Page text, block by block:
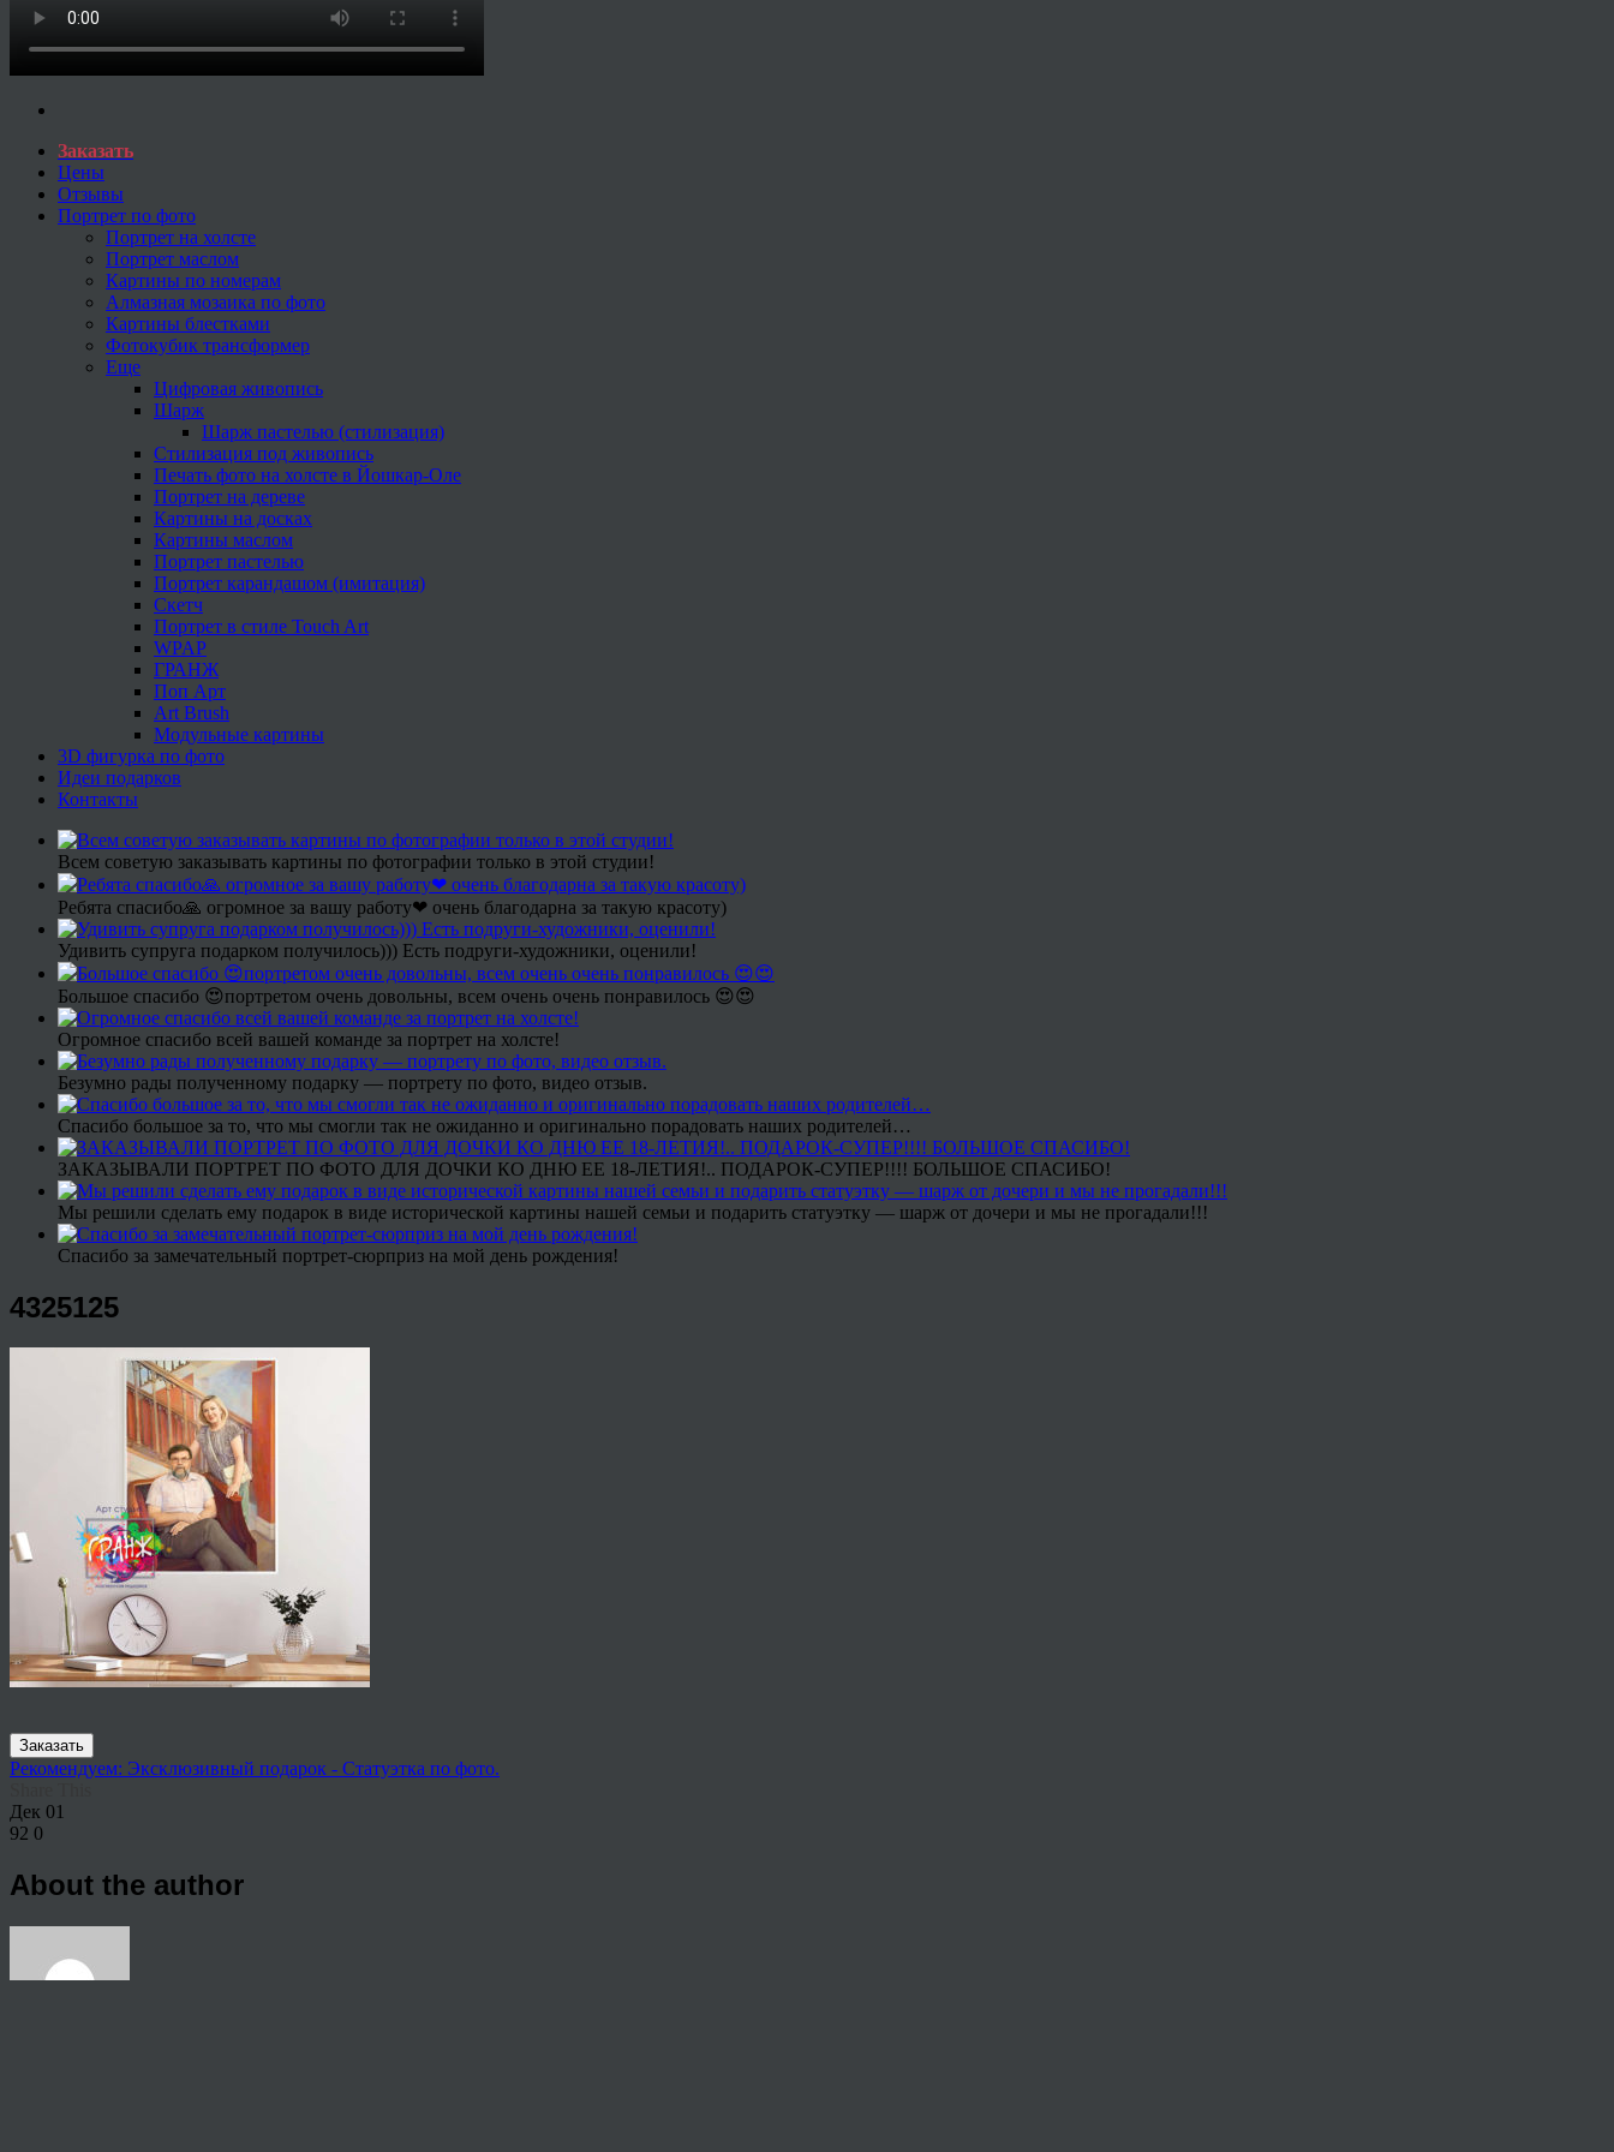
Заказать
Цены
Отзывы
Портрет по фото
Портрет на холсте
Портрет маслом
Картины по номерам
Алмазная мозаика по фото
Картины блестками
Фотокубик трансформер
Еще
Цифровая живопись
Шарж
Шарж пастелью (стилизация)
Стилизация под живопись
Печать фото на холсте в Йошкар-Оле
Портрет на дереве
Картины на досках
Картины маслом
Портрет пастелью
Портрет карандашом (имитация)
Скетч
Портрет в стиле Touch Art
WPAP
ГРАНЖ
Поп Арт
Art Brush
Модульные картины
3D фигурка по фото
Идеи подарков
Контакты
Всем советую заказывать картины по фотографии только в этой студии!
Ребята спасибо🙏 огромное за вашу работу❤ очень благодарна за такую красоту)
Удивить супруга подарком получилось))) Есть подруги-художники, оценили!
Большое спасибо 😍портретом очень довольны, всем очень очень понравилось 😍😍
Огромное спасибо всей вашей команде за портрет на холсте!
Безумно рады полученному подарку — портрету по фото, видео отзыв.
Спасибо большое за то, что мы смогли так не ожиданно и оригинально порадовать наших родителей…
ЗАКАЗЫВАЛИ ПОРТРЕТ ПО ФОТО ДЛЯ ДОЧКИ КО ДНЮ ЕЕ 18-ЛЕТИЯ!.. ПОДАРОК-СУПЕР!!!! БОЛЬШОЕ СПАСИБО!
Мы решили сделать ему подарок в виде исторической картины нашей семьи и подарить статуэтку — шарж от дочери и мы не прогадали!!!
Спасибо за замечательный портрет-сюрприз на мой день рождения!
4325125
Заказать
Рекомендуем: Эксклюзивный подарок - Статуэтка по фото.
Дек 01
92 0
About the author